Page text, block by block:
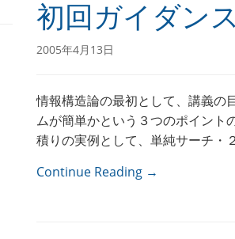
初回ガイダン
2005年4月13日
情報構造論の最初として、講義の
ムが簡単かという３つのポイント
積りの実例として、単純サーチ・
Continue Reading →